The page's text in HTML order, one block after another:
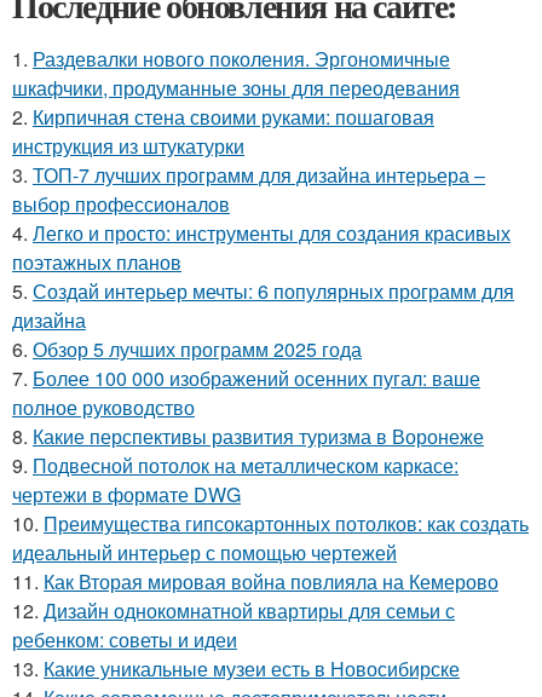
1. Раздевалки нового поколения. Эргономичные
шкафчики, продуманные зоны для переодевания
2. Кирпичная стена своими руками: пошаговая
инструкция из штукатурки
3. ТОП-7 лучших программ для дизайна интерьера –
выбор профессионалов
4. Легко и просто: инструменты для создания красивых
поэтажных планов
5. Создай интерьер мечты: 6 популярных программ для
дизайна
6. Обзор 5 лучших программ 2025 года
7. Более 100 000 изображений осенних пугал: ваше
полное руководство
8. Какие перспективы развития туризма в Воронеже
9. Подвесной потолок на металлическом каркасе:
чертежи в формате DWG
10. Преимущества гипсокартонных потолков: как создать
идеальный интерьер с помощью чертежей
11. Как Вторая мировая война повлияла на Кемерово
12. Дизайн однокомнатной квартиры для семьи с
ребенком: советы и идеи
13. Какие уникальные музеи есть в Новосибирске